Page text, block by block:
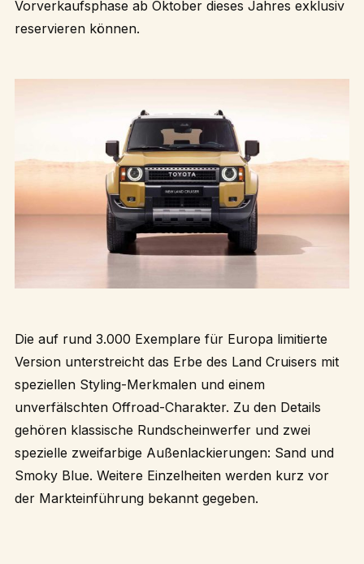
Vorverkaufsphase ab Oktober dieses Jahres exklusiv
reservieren können.
Die auf rund 3.000 Exemplare für Europa limitierte
Version unterstreicht das Erbe des Land Cruisers mit
speziellen Styling-Merkmalen und einem
unverfälschten Offroad-Charakter. Zu den Details
gehören klassische Rundscheinwerfer und zwei
spezielle zweifarbige Außenlackierungen: Sand und
Smoky Blue. Weitere Einzelheiten werden kurz vor
der Markteinführung bekannt gegeben.